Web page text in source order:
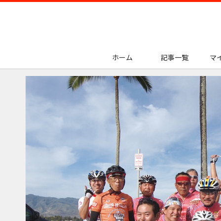
ホーム 記事一覧 マ